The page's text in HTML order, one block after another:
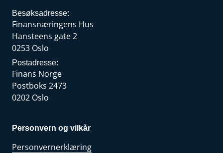
Besøksadresse:
Finansnæringens Hus
Hansteens gate 2
0253 Oslo
Postadresse:
Finans Norge
Postboks 2473
0202 Oslo
Personvern og vilkår
Personvernerklæring